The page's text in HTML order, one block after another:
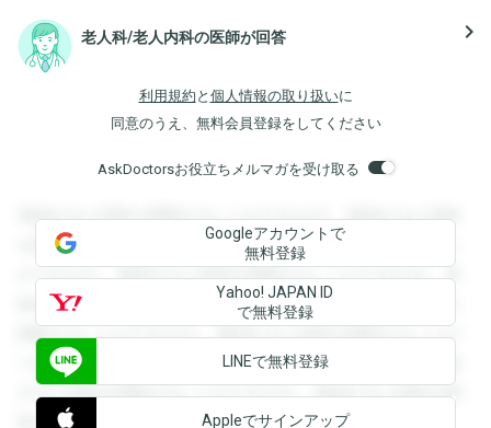
老人科/老人内科の医師が回答 navigate_next
利用規約 と 個人情報の取り扱いに
同意のうえ、無料会員登録をしてください
AskDoctorsお役立ちメルマガを受け取る
登録すると回答を閲覧することができます。登録すると回答
を閲覧することができます。登録すると回答を閲覧すること
ができます。登録すると回答を閲覧することができます。登
録すると回答を閲覧することができます。登録すると回答を
閲覧することができます。登録すると回答を閲覧することが
できます。登録すると回答を閲覧することができます。登録
すると回答を閲覧することができます。登録すると回答を閲
覧することができます。
Googleアカウントで
無料登録
Yahoo! JAPAN ID
で無料登録
LINEで無料登録
Appleでサインアップ